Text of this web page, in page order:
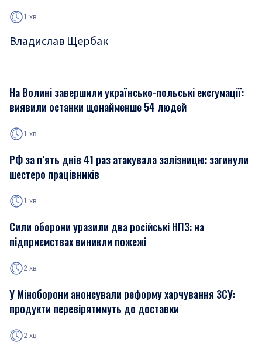
1 хв
Владислав Щербак
На Волині завершили українсько-польські ексгумації:
виявили останки щонайменше 54 людей
1 хв
РФ за п’ять днів 41 раз атакувала залізницю: загинули
шестеро працівників
1 хв
Сили оборони уразили два російські НПЗ: на
підприємствах виникли пожежі
2 хв
У Міноборони анонсували реформу харчування ЗСУ:
продукти перевірятимуть до доставки
2 хв